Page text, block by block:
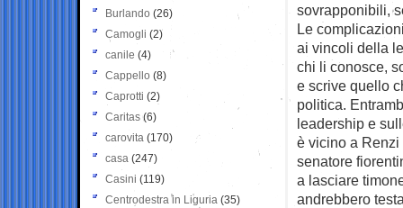
sovrapponibili,
Le
ai vincoli della
chi li conosce,
e scrive quello
politica.
leadership e
è vicino a Renzi
senatore
a lasciare
andrebbero
Burlando (26)
Camogli (2)
canile (4)
Cappello (8)
Caprotti (2)
Caritas (6)
carovita (170)
casa (247)
Casini (119)
Centrodestra in Liguria (35)